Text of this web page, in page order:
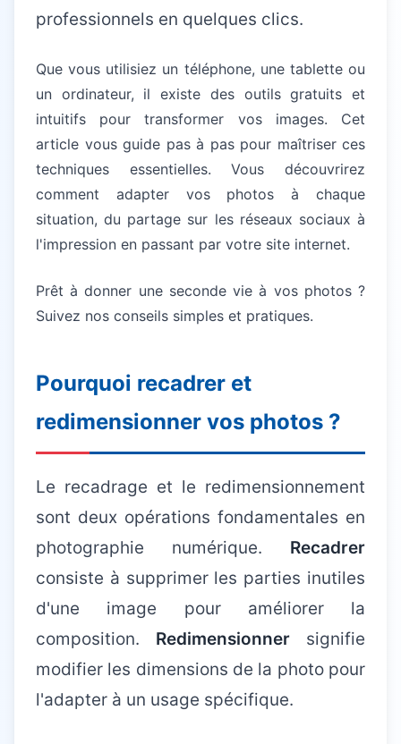
professionnels en quelques clics.
Que vous utilisiez un téléphone, une tablette ou
un ordinateur, il existe des outils gratuits et
intuitifs pour transformer vos images. Cet
article vous guide pas à pas pour maîtriser ces
techniques essentielles. Vous découvrirez
comment adapter vos photos à chaque
situation, du partage sur les réseaux sociaux à
l'impression en passant par votre site internet.
Prêt à donner une seconde vie à vos photos ?
Suivez nos conseils simples et pratiques.
Pourquoi recadrer et
redimensionner vos photos ?
Le recadrage et le redimensionnement
sont deux opérations fondamentales en
photographie numérique. Recadrer
consiste à supprimer les parties inutiles
d'une image pour améliorer la
composition. Redimensionner signifie
modifier les dimensions de la photo pour
l'adapter à un usage spécifique.